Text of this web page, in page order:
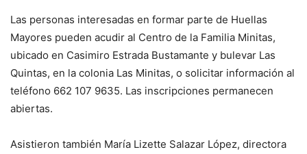
Las personas interesadas en formar parte de Huellas
Mayores pueden acudir al Centro de la Familia Minitas,
ubicado en Casimiro Estrada Bustamante y bulevar Las
Quintas, en la colonia Las Minitas, o solicitar información al
teléfono 662 107 9635. Las inscripciones permanecen
abiertas.
Asistieron también María Lizette Salazar López, directora